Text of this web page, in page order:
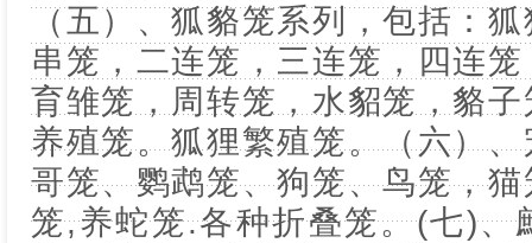
（五）、狐貉笼系列，包括：
串笼，二连笼，三连笼，四连
育雏笼，周转笼，水貂笼，貉
养殖笼。狐狸繁殖笼。（六）
哥笼、鹦鹉笼、狗笼、鸟笼，
笼,养蛇笼.各种折叠笼。(七)、